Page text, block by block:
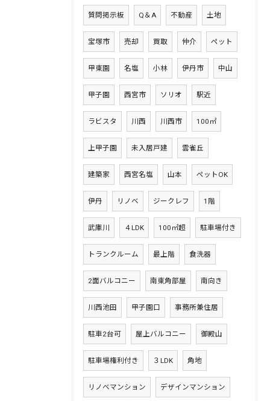
質問掲示板 Q＆A 不動産 土地
宝塚市 売却 買取 仲介 ペット
甲東園 名塩 小林 伊丹市 中山
甲子園 西宮市 ソリオ 駅近
ラビスタ 川西 川西市 100㎡
上甲子園 未入居戸建 雲雀丘
建築家 西宮名塩 山本 ペットOK
伊丹 リノベ ジークレフ 1階
武庫川 ４LDK 100㎡超 駐車場付き
トランクルーム 最上階 食洗器
2面バルコニー 南東角部屋 南向き
川西池田 甲子園口 事務所兼住居
駐車2台可 屋上バルコニー 御殿山
駐車場権利付き ３LDK 角地
リノベマンション デザインマンション